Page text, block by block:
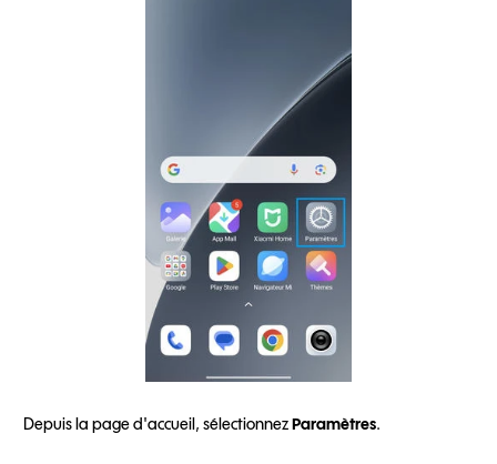
Depuis la page d'accueil, sélectionnezParamètres.